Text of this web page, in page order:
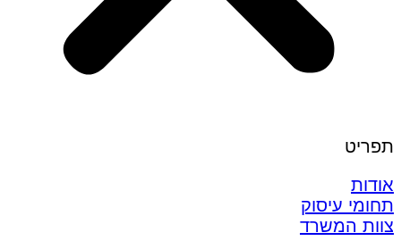
תפריט
אודות
תחומי עיסוק
צוות המשרד